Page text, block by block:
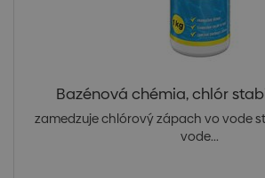
Bazénová chémia, chlór stabil
zamedzuje chlórový zápach vo vode
vode...